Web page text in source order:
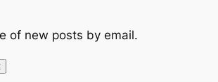
of new posts by email.